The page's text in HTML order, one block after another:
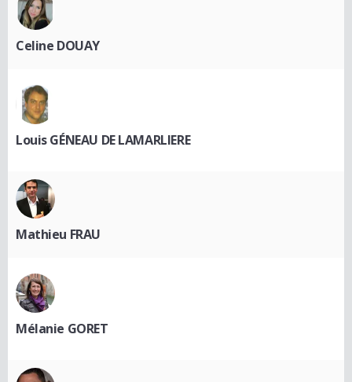
Celine DOUAY
Louis GÉNEAU DE LAMARLIERE
Mathieu FRAU
Mélanie GORET